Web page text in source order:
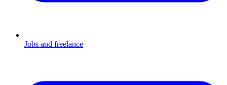
Jobs and freelance